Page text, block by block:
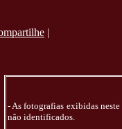
|
- As fotografias exibidas
não identificados.